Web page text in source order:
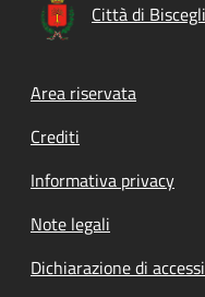
Città di
Footer menu
Area riservata
Crediti
Informativa privacy
Note legali
Dichiarazione di